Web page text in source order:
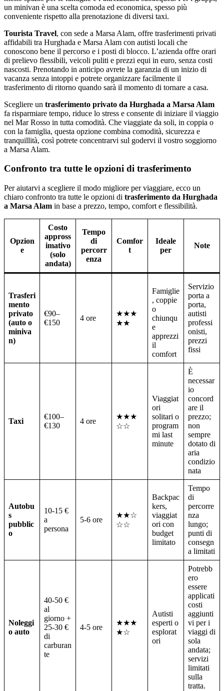
un minivan è una scelta comoda ed economica, spesso più
conveniente rispetto alla prenotazione di diversi taxi.
Tourista Travel, con sede a Marsa Alam, offre trasferimenti privati
affidabili tra Hurghada e Marsa Alam con autisti locali che
conoscono bene il percorso e i posti di blocco. L’azienda offre orari
di prelievo flessibili, veicoli puliti e prezzi equi in euro, senza costi
nascosti. Prenotando in anticipo avrete la garanzia di un inizio di
vacanza senza intoppi e potrete organizzare facilmente il
trasferimento di ritorno quando sarà il momento di tornare a casa.
Scegliere un trasferimento privato da Hurghada a Marsa Alam
fa risparmiare tempo, riduce lo stress e consente di iniziare il viaggio
nel Mar Rosso in tutta comodità. Che viaggiate da soli, in coppia o
con la famiglia, questa opzione combina comodità, sicurezza e
tranquillità, così potrete concentrarvi sul godervi il vostro soggiorno
a Marsa Alam.
Confronto tra tutte le opzioni di trasferimento
Per aiutarvi a scegliere il modo migliore per viaggiare, ecco un
chiaro confronto tra tutte le opzioni di trasferimento da Hurghada
a Marsa Alam in base a prezzo, tempo, comfort e flessibilità.
Opzion
e
Costo
appross
imativo
(solo
andata)
Tempo
di
percorr
enza
Comfor
t
Ideale
per
Note
Trasferi
mento
privato
(auto o
miniva
n)
€90–
€150
4 ore
★★★
★★
Famiglie
, coppie
o
chiunqu
e
apprezzi
il
comfort
Servizio
porta a
porta,
autisti
professi
onisti,
prezzi
fissi
Taxi
€100–
€130
4 ore
★★★
☆☆
Viaggiat
ori
solitari o
program
mi last
minute
È
necessar
io
concord
are il
prezzo;
non
sempre
dotato di
aria
condizio
nata
Autobu
s
pubblic
o
10-15 €
a
persona
5-6 ore
★★☆
☆☆
Backpac
kers,
viaggiat
ori con
budget
limitato
Tempo
di
percorre
nza
lungo;
punti di
consegn
a limitati
Noleggi
o auto
40-50 €
al
giorno +
25-30 €
di
carburan
te
4-5 ore
★★★
★☆
Autisti
esperti o
esplorat
ori
Potrebb
ero
essere
applicati
costi
aggiunti
vi per i
viaggi di
sola
andata;
servizi
limitati
sulla
tratta.